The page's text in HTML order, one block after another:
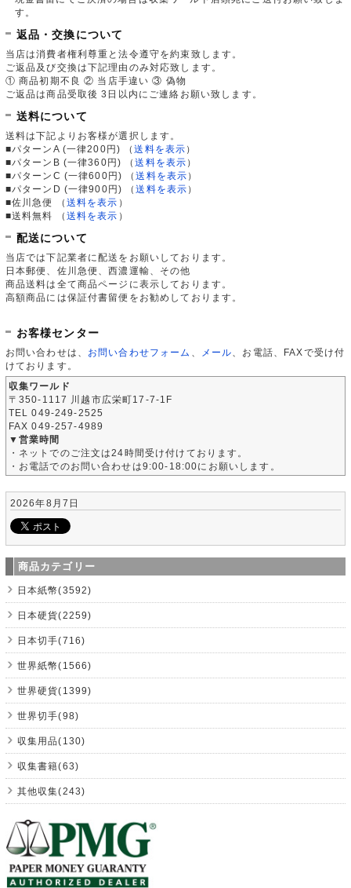
す。
返品・交換について
当店は消費者権利尊重と法令遵守を約束致します。
ご返品及び交換は下記理由のみ対応致します。
① 商品初期不良 ② 当店手違い ③ 偽物
ご返品は商品受取後 3日以内にご連絡お願い致します。
送料について
送料は下記よりお客様が選択します。
■パターンA (一律200円)
（送料を表示 ）
■パターンB (一律360円)
（送料を表示 ）
■パターンC (一律600円)
（送料を表示 ）
■パターンD (一律900円)
（送料を表示 ）
■佐川急便
（ 送料を表示 ）
■送料無料
（ 送料を表示 ）
配送について
当店では下記業者に配送をお願いしております。
日本郵便、佐川急便、西濃運輸、その他
商品送料は全て商品ページに表示しております。
高額商品には保証付書留便をお勧めしております。
お客様センター
お問い合わせは、 お問い合わせフォーム メール 、お電話、FAXで受け付
けております。
収集ワールド
〒350-1117 川越市広栄町17-7-1F
TEL 049-249-2525
FAX 049-257-4989
▼営業時間
・ネットでのご注文は24時間受け付けております。
・お電話でのお問い合わせは9:00-18:00にお願いします。
2026年8月7日
商品カテゴリー
日本紙幣(3592)
日本硬貨(2259)
日本切手(716)
世界紙幣(1566)
世界硬貨(1399)
世界切手(98)
収集用品(130)
収集書籍(63)
其他収集(243)